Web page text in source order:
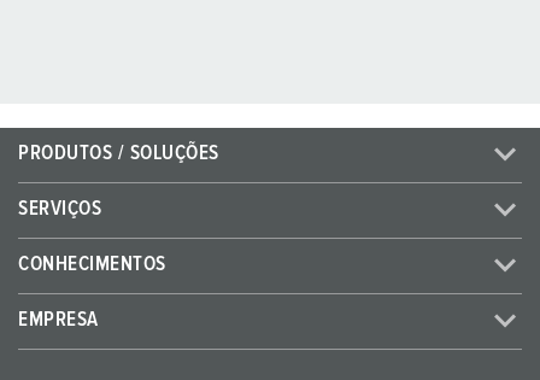
PRODUTOS / SOLUÇÕES
SERVIÇOS
CONHECIMENTOS
EMPRESA